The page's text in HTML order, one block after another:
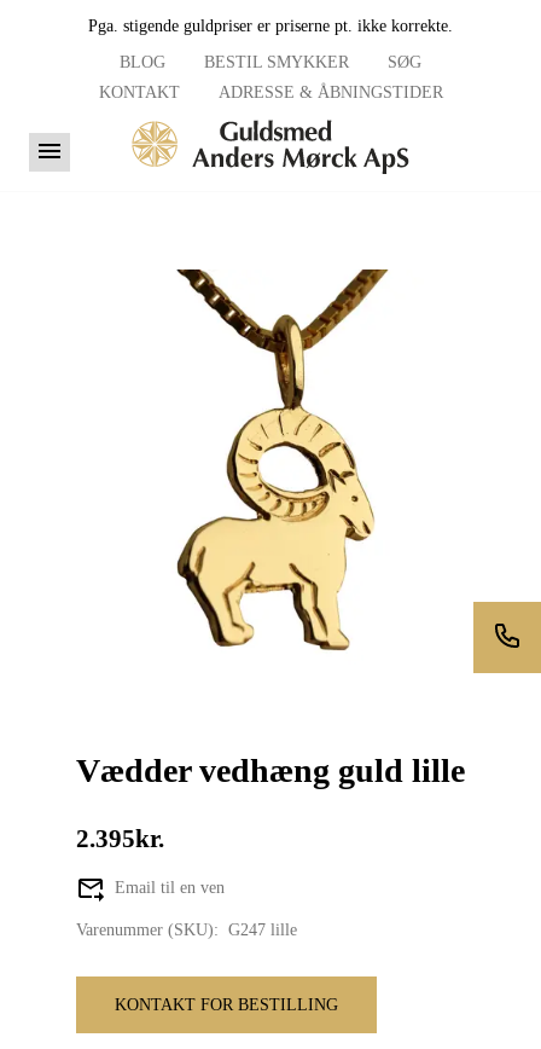
Pga. stigende guldpriser er priserne pt. ikke korrekte.
BLOG
BESTIL SMYKKER
SØG
KONTAKT
ADRESSE & ÅBNINGSTIDER
Vædder vedhæng guld lille
2.395kr.
Email til en ven
Varenummer (SKU): G247 lille
KONTAKT FOR BESTILLING